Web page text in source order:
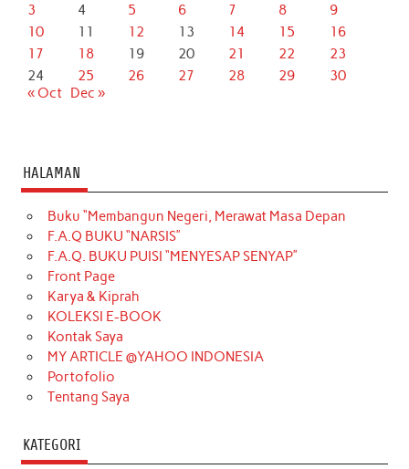
3
4 5 6 7 8
9
10
11 12 13 14 15
16
17
18 19 20 21 22
23
24
25 26 27 28 29
30
« Oct Dec »
HALAMAN
Buku “Membangun Negeri, Merawat Masa Depan
F.A.Q BUKU “NARSIS”
F.A.Q. BUKU PUISI “MENYESAP SENYAP”
Front Page
Karya & Kiprah
KOLEKSI E-BOOK
Kontak Saya
MY ARTICLE @YAHOO INDONESIA
Portofolio
Tentang Saya
KATEGORI